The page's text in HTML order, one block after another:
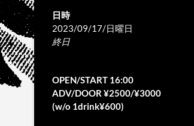
日時
2023/09/17/日曜日
終日
OPEN/START 16:00
ADV/DOOR ¥2500/¥3000
(w/o 1drink¥600)